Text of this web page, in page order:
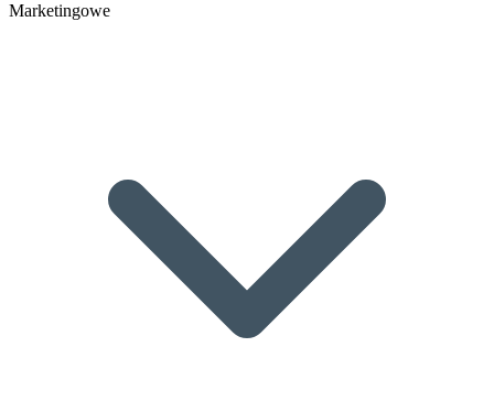
Marketingowe